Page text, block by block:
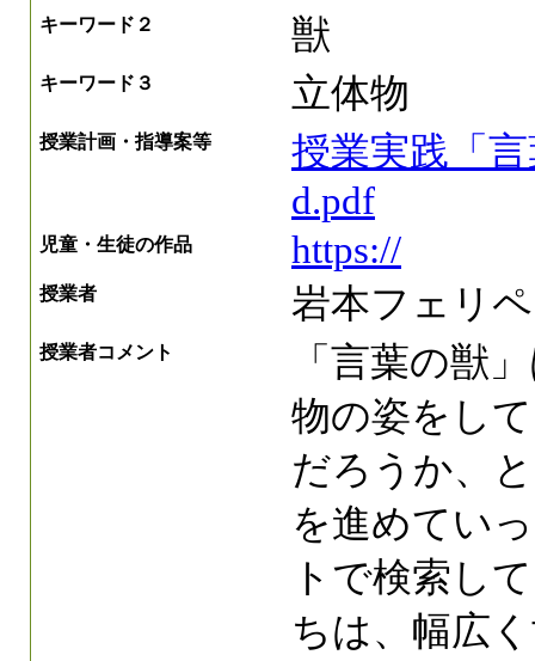
キーワード２ 獣
キーワード３ 立体物
授業計画・指導案等
授業実践「言
d.pdf
児童・生徒の作品 https://
授業者 岩本フェリペ
授業者コメント
「言葉の獣
物の姿をし
だろうか、
を進めてい
トで検索し
ちは、幅広